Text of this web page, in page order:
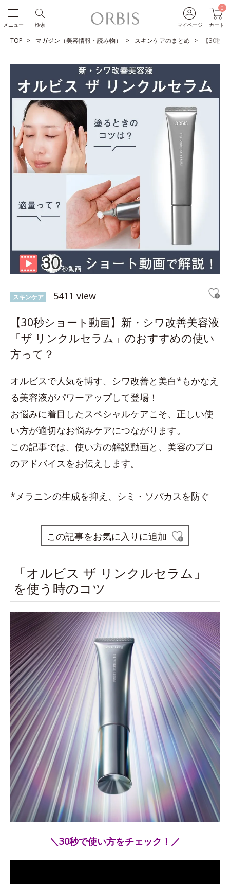
マイページ
0
カート
検索
メニュー
TOP マガジン（美容情報・読み物） スキンケアのまとめ 【30秒
スキンケア 5411 view
【30秒ショート動画】新・シワ改善美容液
「ザ リンクルセラム」のおすすめの使い
方って？
オルビスで人気を博す、シワ改善と美白*もかなえ
る美容液がパワーアップして登場！
お悩みに着目したスペシャルケアこそ、正しい使
い方が適切なお悩みケアにつながります。
この記事では、使い方の解説動画と、美容のプロ
のアドバイスをお伝えします。
*メラニンの生成を抑え、シミ・ソバカスを防ぐ
この記事をお気に入りに追加
「オルビス ザ リンクルセラム」
を使う時のコツ
＼30秒で使い方をチェック！／